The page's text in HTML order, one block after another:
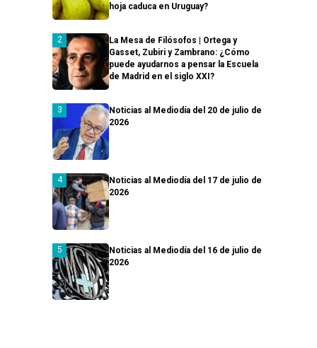
hoja caduca en Uruguay?
La Mesa de Filósofos | Ortega y
Gasset, Zubiri y Zambrano: ¿Cómo
puede ayudarnos a pensar la Escuela
de Madrid en el siglo XXI?
Noticias al Mediodía del 20 de julio de
2026
Noticias al Mediodía del 17 de julio de
2026
Noticias al Mediodía del 16 de julio de
2026